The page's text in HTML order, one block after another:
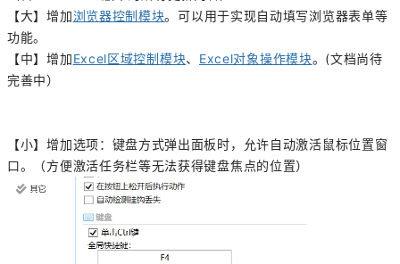
【大】增加浏览器控制模块。可以用于实现自动填写浏览器表单等
功能。
【中】增加Excel区域控制模块、 Excel对象操作模块。(文档尚待
完善中）
【小】增加选项：键盘方式弹出面板时，允许自动激活鼠标位置窗
口。（方便激活任务栏等无法获得键盘焦点的位置）